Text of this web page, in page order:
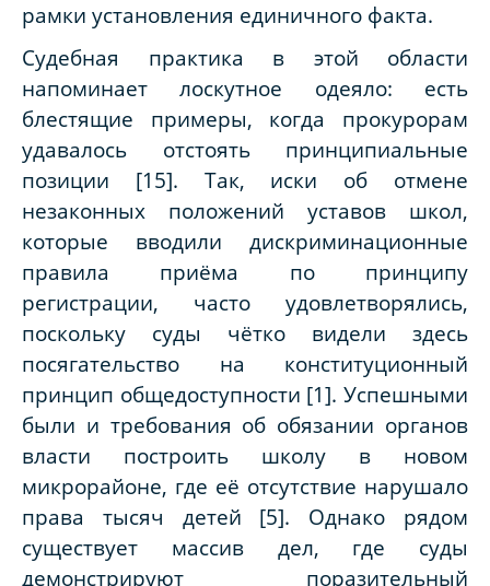
рамки установления единичного факта.
Судебная практика в этой области
напоминает лоскутное одеяло: есть
блестящие примеры, когда прокурорам
удавалось отстоять принципиальные
позиции [15]. Так, иски об отмене
незаконных положений уставов школ,
которые вводили дискриминационные
правила приёма по принципу
регистрации, часто удовлетворялись,
поскольку суды чётко видели здесь
посягательство на конституционный
принцип общедоступности [1]. Успешными
были и требования об обязании органов
власти построить школу в новом
микрорайоне, где её отсутствие нарушало
права тысяч детей [5]. Однако рядом
существует массив дел, где суды
демонстрируют поразительный